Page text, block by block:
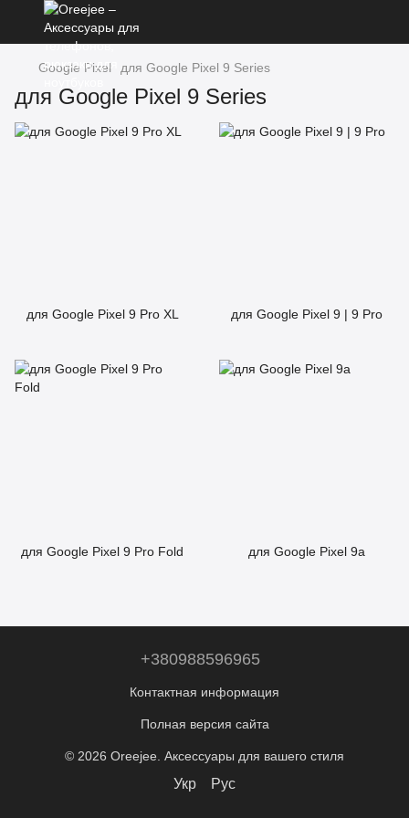
Google Pixel для Google Pixel 9 Series
для Google Pixel 9 Series
для Google Pixel 9 Pro XL для Google Pixel 9 | 9 Pro
для Google Pixel 9 Pro Fold для Google Pixel 9a
+380988596965
Контактная информация
Полная версия сайта
© 2026 Oreejee. Аксессуары для вашего стиля
Укр Рус